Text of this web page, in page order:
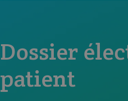
Dossier
patient